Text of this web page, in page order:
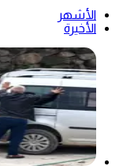
الأشهر
الأخيرة